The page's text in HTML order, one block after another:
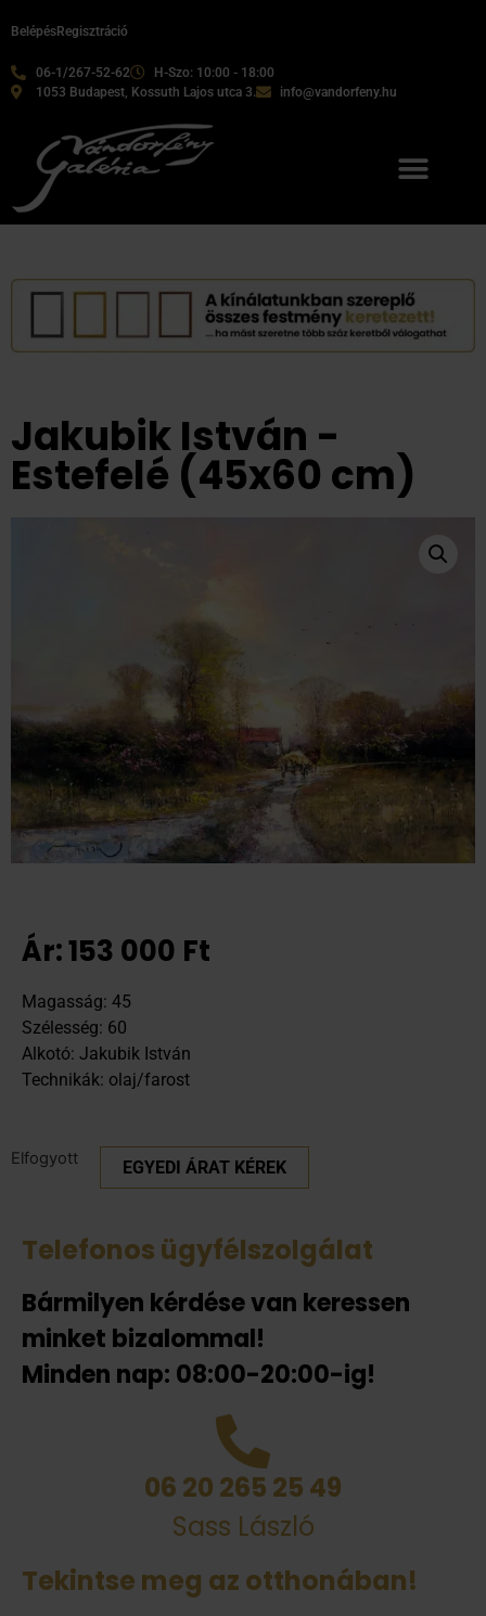
06-1/267-52-62
H-Szo: 10:00 - 18:00
1053 Budapest, Kossuth Lajos utca 3.
info@vandorfeny.hu
BelépésRegisztráció
Jakubik István -
Estefelé (45x60 cm)
Ár:153 000 Ft
Magasság: 45
Szélesség: 60
Alkotó: Jakubik István
Technikák: olaj/farost
Elfogyott EGYEDI ÁRAT KÉREK
Telefonos ügyfélszolgálat
Bármilyen kérdése van keressen
minket bizalommal!
Minden nap: 08:00-20:00-ig!
06 20 265 25 49
Sass László
Tekintse meg az otthonában!